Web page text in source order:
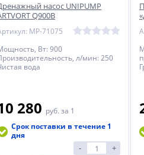
насос UNIPUMP
Q900B
MP-71075
Вт: 900
л/мин: 250
вода
280 руб. за 1
Срок поставки в течение 1
дня
- +